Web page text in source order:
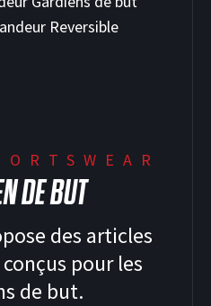
DE BUT
des articles
pour les
de but.